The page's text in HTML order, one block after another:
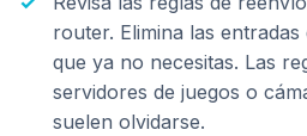
router. Elimina las
que ya no necesitas. Las
servidores de juegos o
suelen olvidarse.